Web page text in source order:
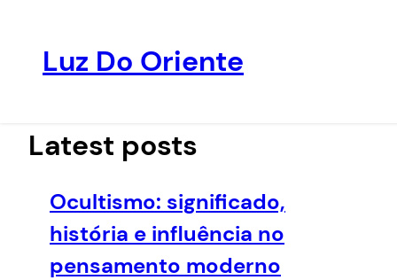
conteúdo
Luz Do Oriente
Latest posts
Ocultismo: significado,
história e influência no
pensamento moderno